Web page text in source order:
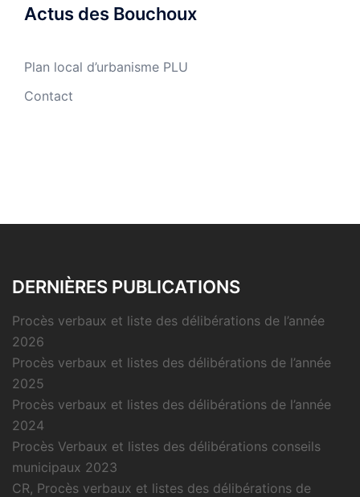
Actus des Bouchoux
Plan local d’urbanisme PLU
Contact
DERNIÈRES PUBLICATIONS
Procès verbaux et liste des délibérations de l’année
2026
Procès verbaux et listes des délibérations de l’année
2025
Procès verbaux et listes des délibérations de l’année
2024
Procès Verbaux et listes des délibérations conseils
municipaux 2023
CR, Procès verbaux et listes des délibérations de